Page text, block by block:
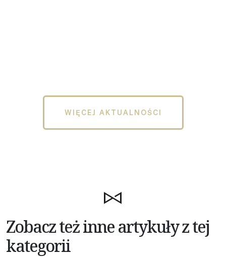
WIĘCEJ AKTUALNOŚCI
Zobacz też inne artykuły z tej
kategorii